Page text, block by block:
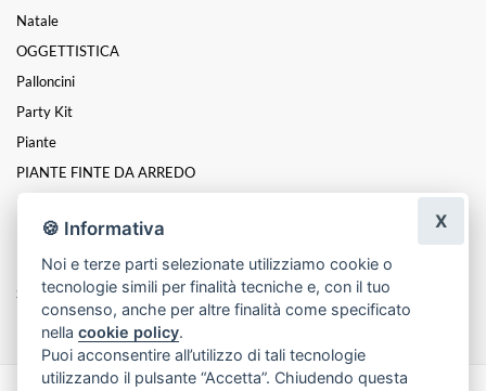
Natale
OGGETTISTICA
Palloncini
Party Kit
Piante
PIANTE FINTE DA ARREDO
PROFUMATORI
Rose
Rose Stabilizzate
San Valentino
🍪 Informativa
Noi e terze parti selezionate utilizziamo cookie o
tecnologie simili per finalità tecniche e, con il tuo
consenso, anche per altre finalità come specificato
nellacookie policy.
Puoi acconsentire all’utilizzo di tali tecnologie
utilizzando il pulsante “Accetta”. Chiudendo questa
X